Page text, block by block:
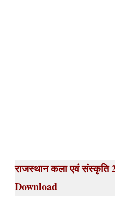
राजस्थान कला एवं संस्कृति
Download